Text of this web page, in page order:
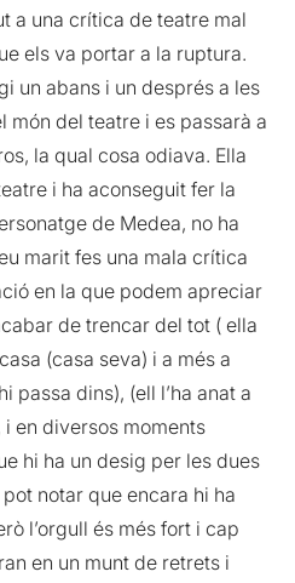
a una crítica de teatre mal
els va portar a la ruptura.
un abans i un després a les
món del teatre i es passarà a
la qual cosa odiava. Ella
i ha aconseguit fer la
de Medea, no ha
marit fes una mala crítica
en la que podem apreciar
de trencar del tot ( ella
(casa seva) i a més a
passa dins), (ell l’ha anat a
i en diversos moments
hi ha un desig per les dues
notar que encara hi ha
l’orgull és més fort i cap
en un munt de retrets i